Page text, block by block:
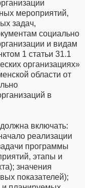
мероприятий,
задач,
социально
и видам
1 статьи 31.1
организациях»
области от
в
включать:
реализации
программы
этапы и
значения
показателей);